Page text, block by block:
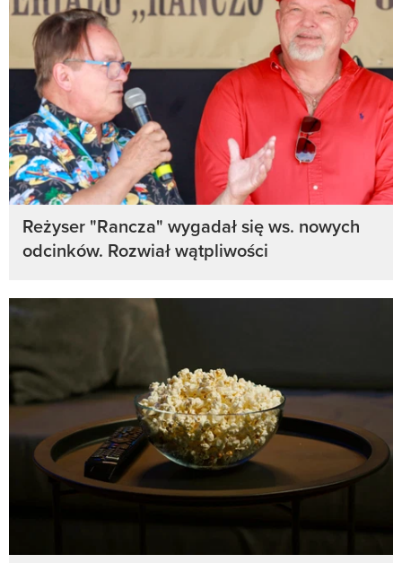
Reżyser "Rancza" wygadał się ws. nowych
odcinków. Rozwiał wątpliwości